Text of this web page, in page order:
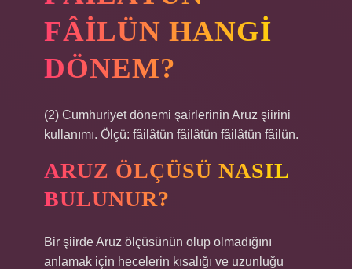
FÂILÜN HANGI
DÖNEM?
(2) Cumhuriyet dönemi şairlerinin Aruz şiirini
kullanımı. Ölçü: fâilâtün fâilâtün fâilâtün fâilün.
ARUZ ÖLÇÜSÜ NASIL
BULUNUR?
Bir şiirde Aruz ölçüsünün olup olmadığını
anlamak için hecelerin kısalığı ve uzunluğu